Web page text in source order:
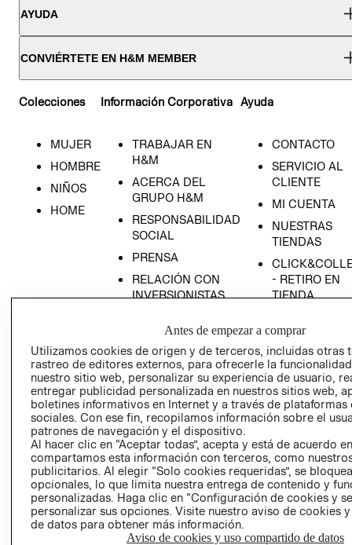
AYUDA
CONVIÉRTETE EN H&M MEMBER
Colecciones
MUJER
HOMBRE
NIÑOS
HOME
Información Corporativa
TRABAJAR EN
H&M
ACERCA DEL
GRUPO H&M
RESPONSABILIDAD
SOCIAL
PRENSA
RELACIÓN CON
INVERSIONISTAS
EMPRESARIAL
Ayuda
CONTACTO
SERVICIO AL
CLIENTE
MI CUENTA
NUESTRAS
TIENDAS
- RETIRO EN
TIENDA
CONDICIONES
AVISO DE
PRIVACIDAD
GIFT CARD
AVISO DE
Antes de empezar a comprar
Utilizamos cookies de origen y de terceros, incluidas otras
rastreo de editores externos, para ofrecerle la
nuestro sitio web, personalizar su experiencia de usuario,
entregar publicidad personalizada en nuestros sitios web,
boletines informativos en Internet y a través de plataformas
sociales. Con ese fin, recopilamos información sobre el
patrones de navegación y el dispositivo.
Al hacer clic en “Aceptar todas”, acepta y está de acuerdo
compartamos esta información con terceros, como
publicitarios. Al elegir “Solo cookies requeridas”, se
opcionales, lo que limita nuestra entrega de contenido y
personalizadas. Haga clic en “Configuración de cookies y
personalizar sus opciones. Visite nuestro aviso de cookies
de datos para obtener más información.
Aviso de cookies y uso compartido de datos